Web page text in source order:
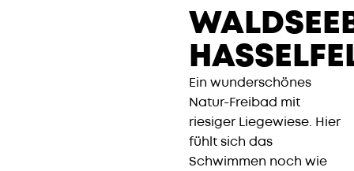
Ein wunderschönes
Natur-Freibad mit
riesiger Liegewiese. Hier
fühlt sich das
Schwimmen noch wie